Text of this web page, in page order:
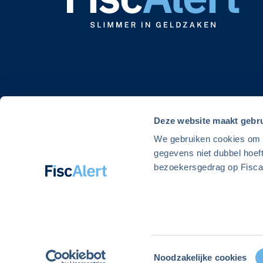
Deze website maakt
We gebruiken cookies
gegevens niet dubbel
bezoekersgedrag op
Noodzakelijke cookies